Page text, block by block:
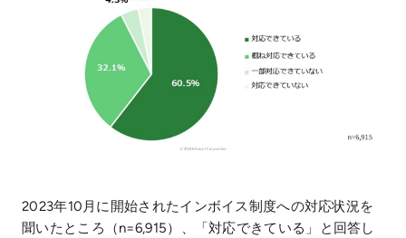
2023年10月に開始されたインボイス制度への対応状況を
聞いたところ（n=6,915）、「対応できている」と回答し